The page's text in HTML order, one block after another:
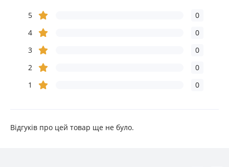
5
0
4
0
3
0
2
0
1
0
Відгуків про цей товар ще не було.